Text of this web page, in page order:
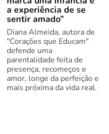
a experiência de se
sentir amado”
Diana Almeida, autora de
"Corações que Educam"
defende uma
parentalidade feita de
presença, recomeços e
amor, longe da perfeição e
mais próxima da vida real.